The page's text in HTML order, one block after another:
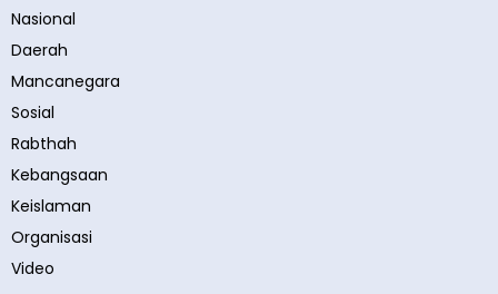
Nasional
Daerah
Mancanegara
Sosial
Rabthah
Kebangsaan
Keislaman
Organisasi
Video